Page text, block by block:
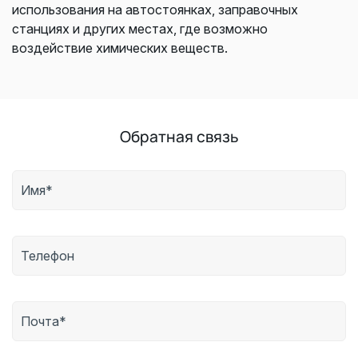
использования на автостоянках, заправочных
станциях и других местах, где возможно
воздействие химических веществ.
Обратная связь